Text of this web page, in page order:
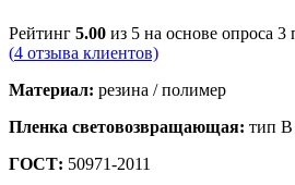
Рейтинг 5.00 из 5 на основе опроса 3
(4 отзыва клиентов)
Материал: резина / полимер
Пленка световозвращающая: тип В
ГОСТ: 50971-2011